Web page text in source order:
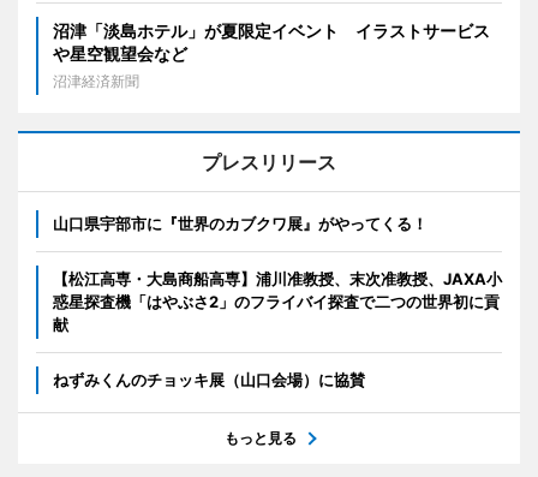
沼津「淡島ホテル」が夏限定イベント イラストサービス
や星空観望会など
沼津経済新聞
プレスリリース
山口県宇部市に『世界のカブクワ展』がやってくる！
【松江高専・大島商船高専】浦川准教授、末次准教授、JAXA小
惑星探査機「はやぶさ2」のフライバイ探査で二つの世界初に貢
献
ねずみくんのチョッキ展（山口会場）に協賛
もっと見る